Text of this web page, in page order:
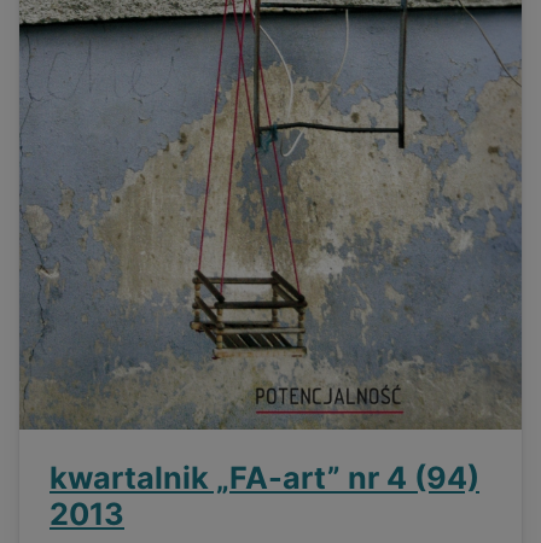
kwartalnik „FA-art” nr 4 (94)
2013